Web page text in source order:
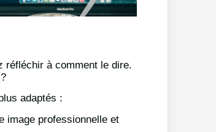
réfléchir à comment le dire.
adaptés :
image professionnelle et